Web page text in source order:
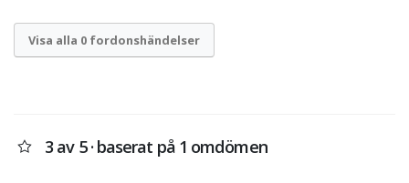
Visa alla 0 fordonshändelser
3 av 5 · baserat på 1 omdömen